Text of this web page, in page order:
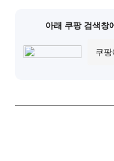
아래 쿠팡 검색창